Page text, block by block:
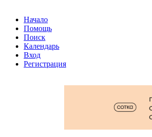
Начало
Помощь
Поиск
Календарь
Вход
Регистрация